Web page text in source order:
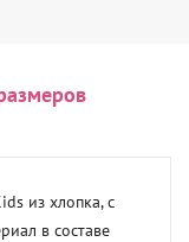
из хлопка, с
в составе